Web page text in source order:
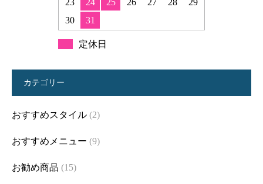
23
24 25 26 27 28
29
30
31
定休日
カテゴリー
おすすめスタイル (2)
おすすめメニュー (9)
お勧め商品 (15)